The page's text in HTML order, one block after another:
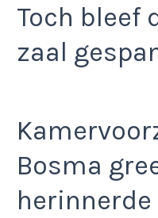
Toch bleef
zaal
Bosma
herinnerde